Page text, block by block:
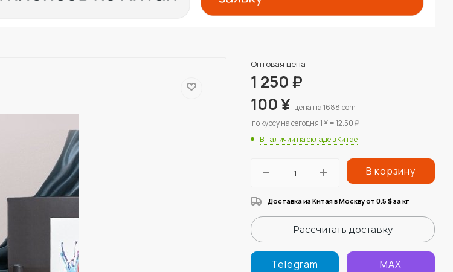
Оптовая цена
1 250₽
100¥ цена на 1688.com
по курсу на сегодня 1 ¥ = 12.50 ₽
В наличии на складе в Китае
В корзину
Доставка из Китая в Москву от 0.5 $за кг
Рассчитать доставку
Telegram MAX